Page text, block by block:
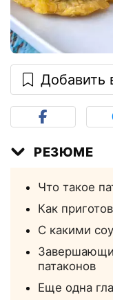
Добавить
РЕЗЮМЕ
Что такое
Как
С какими
патаконов
Еще одна